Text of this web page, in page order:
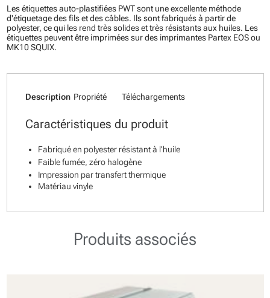
Les étiquettes auto-plastifiées PWT sont une excellente méthode
d'étiquetage des fils et des câbles. Ils sont fabriqués à partir de
polyester, ce qui les rend très solides et très résistants aux huiles. Les
étiquettes peuvent être imprimées sur des imprimantes Partex EOS ou
MK10 SQUIX.
Description Propriété Téléchargements
Caractéristiques du produit
Fabriqué en polyester résistant à l'huile
Faible fumée, zéro halogène
Impression par transfert thermique
Matériau vinyle
Produits associés